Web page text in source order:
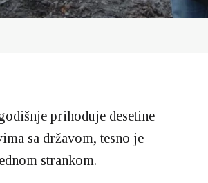
prihoduje desetine
sa državom, tesno je
strankom.